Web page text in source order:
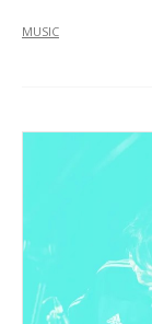
MUSIC